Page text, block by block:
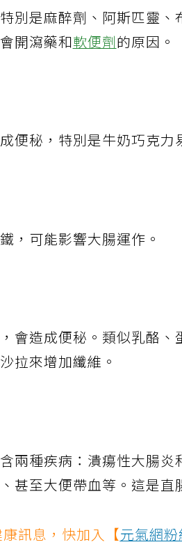
別是麻醉劑、阿斯匹靈
開瀉藥和軟便劑的原因。
便秘，特別是牛奶巧克力
，可能影響大腸運作。
會造成便秘。類似乳酪
拉來增加纖維。
兩種疾病：潰瘍性大腸炎
甚至大便帶血等。這是直
訊息，快加入【元氣網